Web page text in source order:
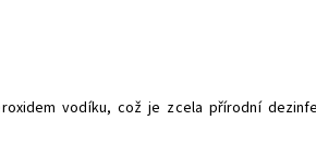
vodíku, což je zcela přírodní